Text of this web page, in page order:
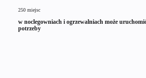
250 miejsc
w noclegowniach i ogrzewalniach może
potrzeby